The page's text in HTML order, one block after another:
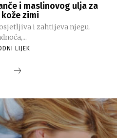
i maslinovog ulja za
zimi
i zahtijeva njegu.
LIJEK